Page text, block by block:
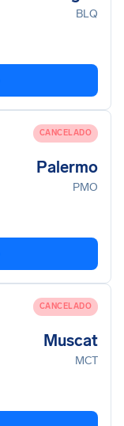
BLQ
CANCELADO
Palermo
PMO
CANCELADO
Muscat
MCT